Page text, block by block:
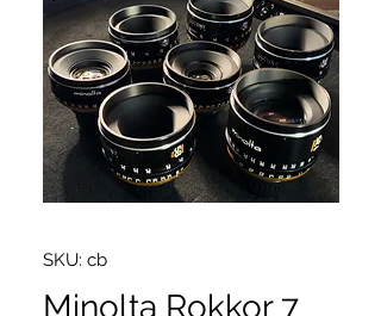
SKU: cb
Minolta Rokkor 7